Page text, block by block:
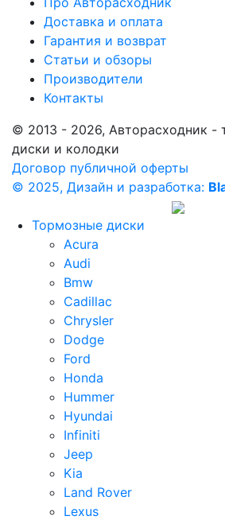
Доставка и оплата
Гарантия и возврат
Статьи и обзоры
Производители
Контакты
© 2013 - 2026, Авторасходник -
диски и колодки
Договор публичной оферты
© 2025, Дизайн и разработка:
Тормозные диски
Acura
Audi
Bmw
Cadillac
Chrysler
Dodge
Ford
Honda
Hummer
Hyundai
Infiniti
Jeep
Kia
Land Rover
Lexus